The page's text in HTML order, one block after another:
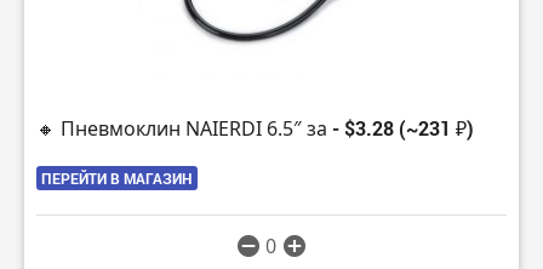
🔸 Пневмоклин NAIERDI 6.5″ за - $3.28 (~231 ₽)
ПЕРЕЙТИ В МАГАЗИН
0